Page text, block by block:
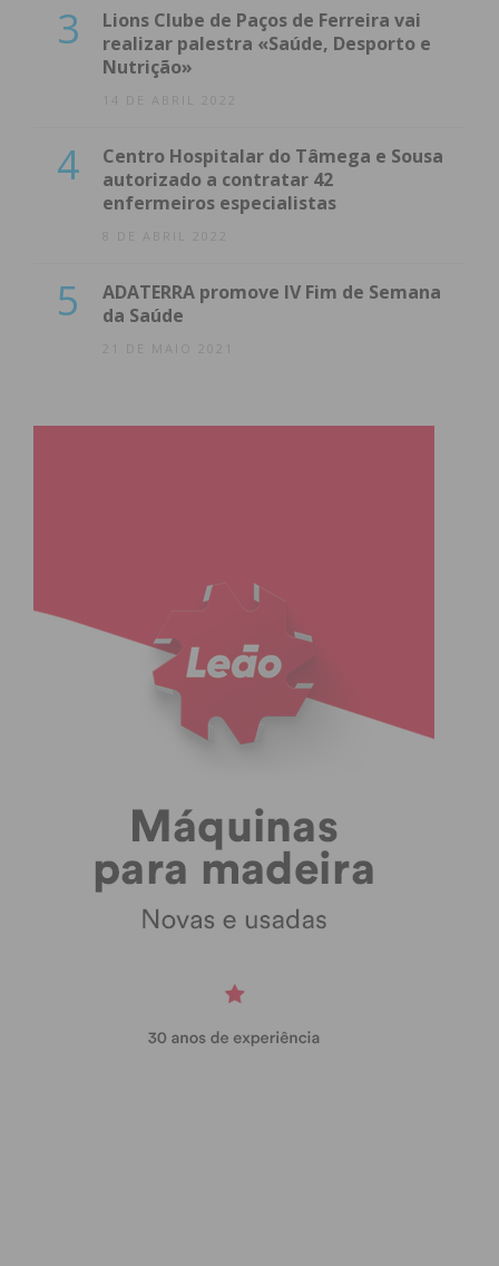
3
Lions Clube de Paços de Ferreira vai
realizar palestra «Saúde, Desporto e
Nutrição»
14 DE ABRIL 2022
4
Centro Hospitalar do Tâmega e Sousa
autorizado a contratar 42
enfermeiros especialistas
8 DE ABRIL 2022
5
ADATERRA promove IV Fim de Semana
da Saúde
21 DE MAIO 2021